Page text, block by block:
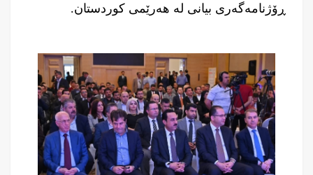
ڕۆژنامەگەرى بیانى لە هەرێمى کوردستان.